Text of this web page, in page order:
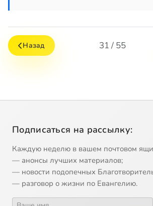
Назад 31 / 55
Подписаться на рассылку:
Каждую неделю в вашем почтовом
— анонсы лучших материалов;
— новости подопечных
— разговор о жизни по Евангелию.